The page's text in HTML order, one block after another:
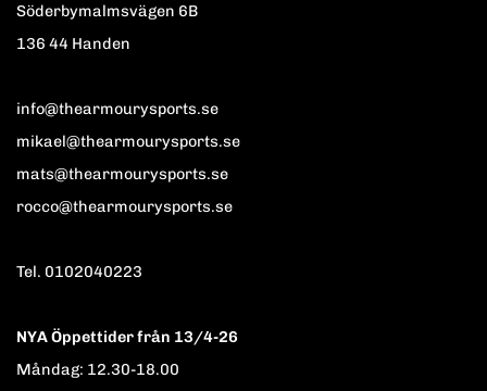
Söderbymalmsvägen 6B
136 44 Handen
info@thearmourysports.se
mikael@thearmourysports.se
mats@thearmourysports.se
rocco@thearmourysports.se
Tel. 0102040223
NYA Öppettider från 13/4-26
Måndag: 12.30-18.00